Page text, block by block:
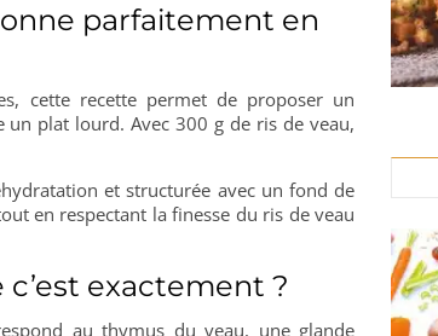
parfaitement en
cette recette permet de proposer un
plat lourd. Avec 300 g de ris de veau,
et structurée avec un fond de
en respectant la finesse du ris de veau
c’est exactement ?
au thymus du veau, une glande